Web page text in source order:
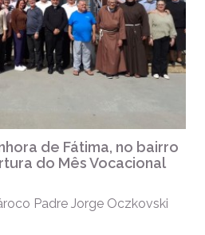
de Fátima, no bairro
do Mês Vocacional
Padre Jorge Oczkovski